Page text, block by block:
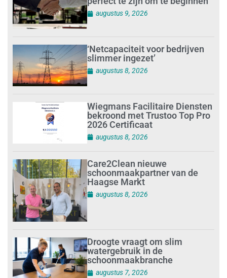
augustus 9, 2026
‘Netcapaciteit voor bedrijven
slimmer ingezet’
augustus 8, 2026
Wiegmans Facilitaire Diensten
bekroond met Trustoo Top Pro
2026 Certificaat
augustus 8, 2026
Care2Clean nieuwe
schoonmaakpartner van de
Haagse Markt
augustus 8, 2026
Droogte vraagt om slim
watergebruik in de
schoonmaakbranche
augustus 7, 2026